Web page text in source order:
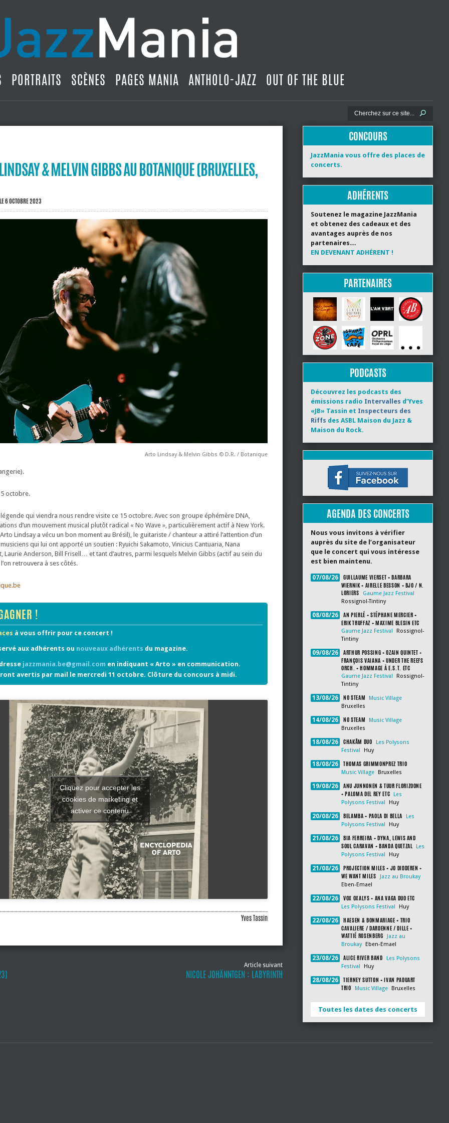
PORTRAITS SCÈNES PAGES MANIA ANTHOLO-JAZZ OUT OF THE BLUE
& MELVIN GIBBS AU BOTANIQUE (BRUXELLES,
LE 6 OCTOBRE 2023
Arto Lindsay & Melvin Gibbs © D.R. / Botanique
octobre.
légende qui viendra nous rendre visite ce 15 octobre. Avec son groupe éphémère DNA,
d’un mouvement musical plutôt radical « No Wave », particulièrement actif à New York.
Lindsay a vécu un bon moment au Brésil), le guitariste / chanteur a attiré l’attention d’un
qui lui ont apporté un soutien : Ryuichi Sakamoto, Vinicius Cantuaria, Nana
Laurie Anderson, Bill Frisell… et tant d’autres, parmi lesquels Melvin Gibbs (actif au sein du
retrouvera à ses côtés.
!
à vous offrir pour ce concert !
aux adhérents ou nouveaux adhérents du magazine.
jazzmania.be@gmail.com en indiquant « Arto » en communication.
avertis par mail le mercredi 11 octobre. Clôture du concours à midi.
Cliquez pour accepter les
cookies de marketing et
activer ce contenu
Yves Tassin
Article suivant
NICOLE JOHÄNNTGEN : LABYRINTH
CONCOURS
JazzMania vous offre des places de
concerts.
ADHÉRENTS
Soutenez le magazine JazzMania
et obtenez des cadeaux et des
avantages auprès de nos
partenaires…
EN DEVENANT ADHÉRENT !
PARTENAIRES
PODCASTS
Découvrez les podcasts des
émissions radio Intervalles d’Yves
«JB» Tassin et Inspecteurs des
Riffs des ASBL Maison du Jazz &
Maison du Rock.
AGENDA DES CONCERTS
Nous vous invitons à vérifier
auprès du site de l’organisateur
que le concert qui vous intéresse
est bien maintenu.
07/08/26
GUILLAUME VIERSET + BARBARA
WIERNIK + AIRELLE BESSON + BJO / N.
LORIERS
Gaume Jazz Festival
Rossignol-Tintiny
08/08/26
AN PIERLÉ + STÉPHANE MERCIER +
ERIK TRUFFAZ + MAXIME BLESIN ETC
Gaume Jazz Festival
Rossignol-
Tintiny
09/08/26
ARTHUR POSSING + OZAIN QUINTET +
FRANÇOIS VAIANA + UNDER THE REEFS
ORCH. + HOMMAGE À E.S.T. ETC
Gaume Jazz Festival
Rossignol-
Tintiny
13/08/26 NO STEAM
Music Village
Bruxelles
14/08/26 NO STEAM
Music Village
Bruxelles
18/08/26 CHAKÂM DUO
Les Polysons
Festival
Huy
18/08/26 THOMAS GRIMMONPREZ TRIO
Music Village Bruxelles
19/08/26
ANU JUNNONEN & TUUR FLORIZOONE
+ PALOMA DEL REY ETC
Les
Polysons Festival
Huy
20/08/26 BELAMBA + PAOLA DI BELLA
Les
Polysons Festival
Huy
21/08/26
BIA FERREIRA + DYNA, LEWIS AND
SOUL CARAVAN + BANDA QUETZAL
Les
Polysons Festival
Huy
21/08/26
PROJECTION MILES + JO DIDDEREN +
WE WANT MILES
Jazz au Broukay
Eben-Emael
22/08/26 VOX OXALYS + ANA VAGA DUO ETC
Les Polysons Festival Huy
22/08/26
HAESEN & BONMARIAGE + TRIO
CAVALIERE / DARDENNE / DILLE +
WATTIÉ ROSENBERG
Jazz au
Broukay
Eben-Emael
23/08/26 ALICE RIVER BAND
Les Polysons
Festival
Huy
28/08/26
TIERNEY SUTTON + IVAN PADUART
TRIO
Music Village Bruxelles
Toutes les dates des concerts